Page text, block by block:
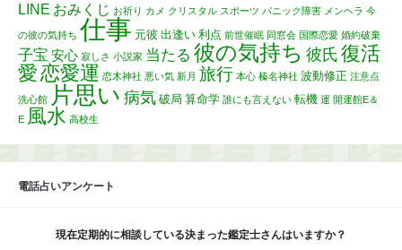
LINE おみくじ お祈り カメ クリスタル スポーツ パニック障害 メンヘラ 今
の彼の気持ち 仕事 元彼 出逢い 利点 前世催眠 同窓会 国際恋愛 婚約破棄
子宝 安心 寂しさ 小説家 当たる 彼の気持ち 彼氏 復活
愛恋愛運 恋木神社 悪い気 新月 旅行 本心 榛名神社 波動修正 注意点
洗心館 片思い 病気 破局 算命学 誰にも言えない 転機 運 開運館E＆
E 風水 高校生
電話占いアンケート
現在定期的に相談している決まった鑑定士さんはいますか？